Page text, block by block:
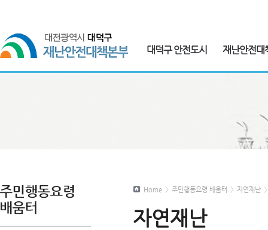
대덕구 안전도시 재난안전대
Home > 주민행동요령 배움터 > 자연재난 >
자연재난